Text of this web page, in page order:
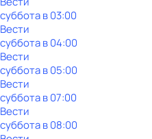
субботав03:00
Вести
субботав04:00
Вести
субботав05:00
Вести
субботав07:00
Вести
субботав08:00